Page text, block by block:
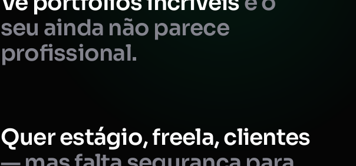
seu ainda não parece
profissional.
Quer estágio, freela, clientes